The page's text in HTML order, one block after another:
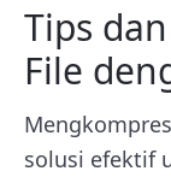
Tips
File
solusi efektif